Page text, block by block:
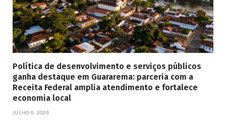
Política de desenvolvimento e serviços públicos
ganha destaque em Guararema: parceria com a
Receita Federal amplia atendimento e fortalece
economia local
JULHO 6, 2026